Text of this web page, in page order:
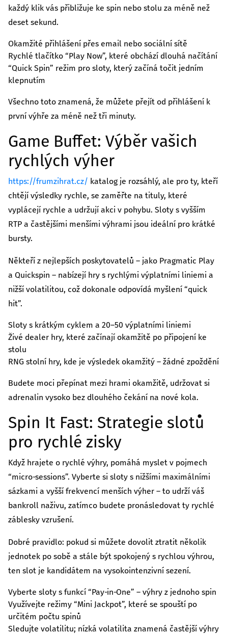
každý klik vás přibližuje ke spin nebo stolu za méně než
deset sekund.
Okamžité přihlášení přes email nebo sociální sítě
Rychlé tlačítko “Play Now”, které obchází dlouhá načítání
“Quick Spin” režim pro sloty, který začíná točit jedním
klepnutím
Všechno toto znamená, že můžete přejít od přihlášení k
první výhře za méně než tři minuty.
Game Buffet: Výběr vašich
rychlých výher
https://frumzihrat.cz/ katalog je rozsáhlý, ale pro ty, kteří
chtějí výsledky rychle, se zaměřte na tituly, které
vyplácejí rychle a udržují akci v pohybu. Sloty s vyšším
RTP a častějšími menšími výhrami jsou ideální pro krátké
bursty.
Někteří z nejlepších poskytovatelů – jako Pragmatic Play
a Quickspin – nabízejí hry s rychlými výplatními liniemi a
nižší volatilitou, což dokonale odpovídá myšlení “quick
hit”.
Sloty s krátkým cyklem a 20–50 výplatními liniemi
Živé dealer hry, které začínají okamžitě po připojení ke
stolu
RNG stolní hry, kde je výsledek okamžitý – žádné zpoždění
Budete moci přepínat mezi hrami okamžitě, udržovat si
adrenalin vysoko bez dlouhého čekání na nové kola.
Spin It Fast: Strategie slotů
pro rychlé zisky
Když hrajete o rychlé výhry, pomáhá myslet v pojmech
“micro‑sessions”. Vyberte si sloty s nižšími maximálními
sázkami a vyšší frekvencí menších výher – to udrží váš
bankroll naživu, zatímco budete pronásledovat ty rychlé
záblesky vzrušení.
Dobré pravidlo: pokud si můžete dovolit ztratit několik
jednotek po sobě a stále být spokojený s rychlou výhrou,
ten slot je kandidátem na vysokointenzivní sezení.
Vyberte sloty s funkcí “Pay‑in‑One” – výhry z jednoho spin
Využívejte režimy “Mini Jackpot”, které se spouští po
určitém počtu spinů
Sledujte volatilitu; nízká volatilita znamená častější výhry